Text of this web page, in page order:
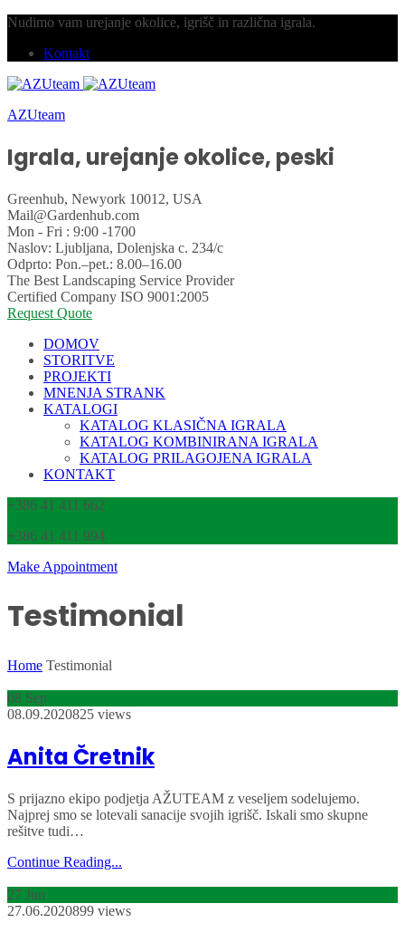
Nudimo vam urejanje okolice, igrišč in različna igrala.
Kontakt
AZUteam
Igrala, urejanje okolice, peski
Greenhub, Newyork 10012, USA
Mail@Gardenhub.com
Mon - Fri : 9:00 -1700
Naslov: Ljubljana, Dolenjska c. 234/c
Odprto: Pon.–pet.: 8.00–16.00
The Best Landscaping Service Provider
Certified Company ISO 9001:2005
Request Quote
DOMOV
STORITVE
PROJEKTI
MNENJA STRANK
KATALOGI
KATALOG KLASIČNA IGRALA
KATALOG KOMBINIRANA IGRALA
KATALOG PRILAGOJENA IGRALA
KONTAKT
+386 41 411 662
+386 41 411 994
Make Appointment
Testimonial
Home Testimonial
08 Sep
08.09.2020825 views
Anita Čretnik
S prijazno ekipo podjetja AŽUTEAM z veseljem sodelujemo.
Najprej smo se lotevali sanacije svojih igrišč. Iskali smo skupne
rešitve tudi…
Continue Reading...
27 Jun
27.06.2020899 views